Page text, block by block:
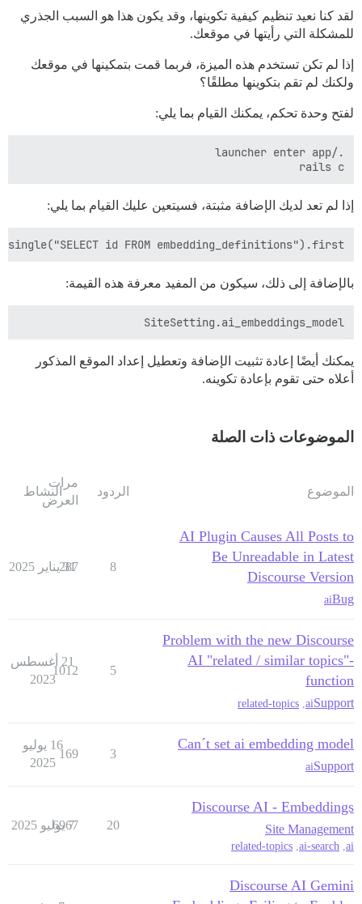
لقد كنا نعيد تنظيم كيفية تكوينها، وقد يكون هذا هو السبب الجذري
للمشكلة التي رأيتها في موقعك.
إذا لم تكن تستخدم هذه الميزة، فربما قمت بتمكينها في موقعك
ولكنك لم تقم بتكوينها مطلقًا؟
لفتح وحدة تحكم، يمكنك القيام بما يلي:
rails c
إذا لم تعد لديك الإضافة مثبتة، فسيتعين عليك القيام بما يلي:
id FROM embedding_definitions").first
بالإضافة إلى ذلك، سيكون من المفيد معرفة هذه القيمة:
SiteSetting.ai_embeddings_model
يمكنك أيضًا إعادة تثبيت الإضافة وتعطيل إعداد الموقع المذكور
أعلاه حتى تقوم بإعادة تكوينه.
الموضوعات ذات الصلة
الموضوع الردود
مرات
العرض
النشاط
AI Plugin Causes All Posts to
Be Unreadable in Latest
Discourse Version
Bug
ai
8
287
31 يناير 2025
Problem with the new Discourse
AI "related / similar topics"-
function
Support
ai
related-topics
5
1012
21 أغسطس
2023
Can´t set ai embedding model
Support
ai
3
169
16 يوليو
2025
Discourse AI - Embeddings
Site Management
ai
,
ai-search
,
related-topics
20
6967
7 يوليو 2025
Discourse AI Gemini